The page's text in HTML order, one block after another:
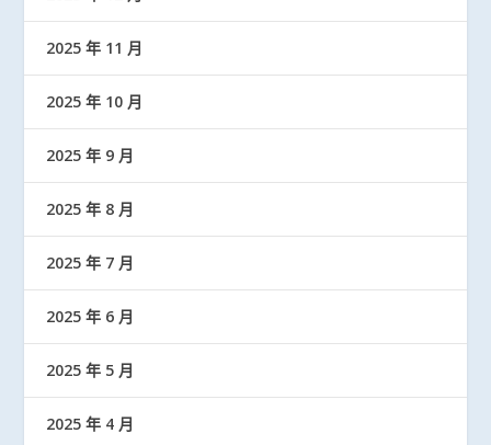
2025 年 11 月
2025 年 10 月
2025 年 9 月
2025 年 8 月
2025 年 7 月
2025 年 6 月
2025 年 5 月
2025 年 4 月